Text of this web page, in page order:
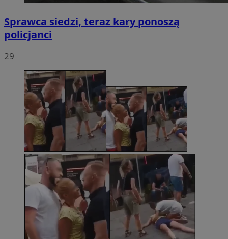
Sprawca siedzi, teraz kary ponoszą
policjanci
29